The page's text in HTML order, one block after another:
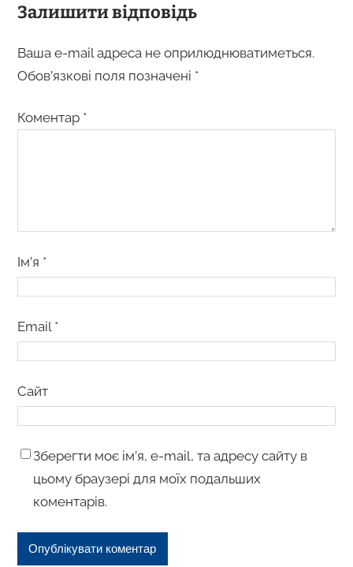
Залишити відповідь
Ваша e-mail адреса не оприлюднюватиметься.
Обов’язкові поля позначені *
Коментар *
Ім’я *
Email *
Сайт
Зберегти моє ім’я, e-mail, та адресу сайту в
цьому браузері для моїх подальших
коментарів.